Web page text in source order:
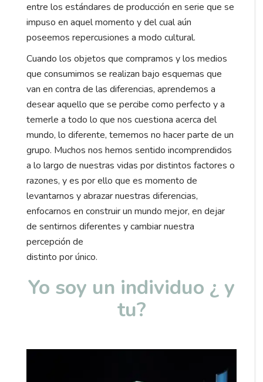
entre los estándares de producción en serie que se
impuso en aquel momento y del cual aún
poseemos repercusiones a modo cultural.
Cuando los objetos que compramos y los medios
que consumimos se realizan bajo esquemas que
van en contra de las diferencias, aprendemos a
desear aquello que se percibe como perfecto y a
temerle a todo lo que nos cuestiona acerca del
mundo, lo diferente, tememos no hacer parte de un
grupo. Muchos nos hemos sentido incomprendidos
a lo largo de nuestras vidas por distintos factores o
razones, y es por ello que es momento de
levantarnos y abrazar nuestras diferencias,
enfocarnos en construir un mundo mejor, en dejar
de sentirnos diferentes y cambiar nuestra
percepción de
distinto por único.
Yo soy un individuo ¿ y
tu?